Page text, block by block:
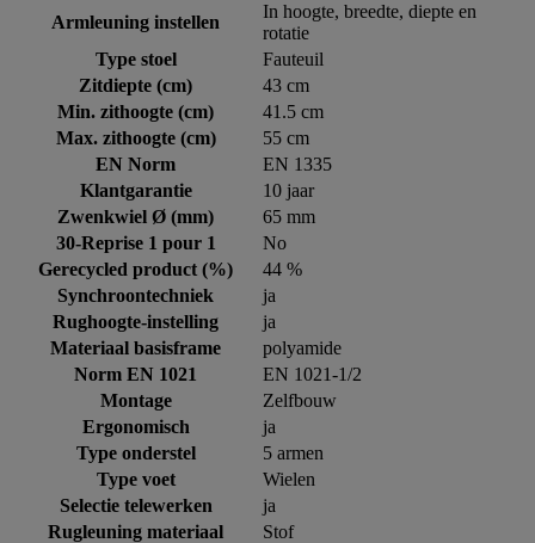
Armleuning instellen
In hoogte, breedte, diepte en
rotatie
Type stoel
Fauteuil
Zitdiepte (cm)
43 cm
Min. zithoogte (cm)
41.5 cm
Max. zithoogte (cm)
55 cm
EN Norm
EN 1335
Klantgarantie
10 jaar
Zwenkwiel Ø (mm)
65 mm
30-Reprise 1 pour 1
No
Gerecycled product (%)
44 %
Synchroontechniek
ja
Rughoogte-instelling
ja
Materiaal basisframe
polyamide
Norm EN 1021
EN 1021-1/2
Montage
Zelfbouw
Ergonomisch
ja
Type onderstel
5 armen
Type voet
Wielen
Selectie telewerken
ja
Rugleuning materiaal
Stof